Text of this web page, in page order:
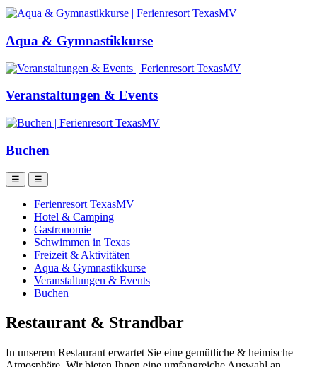
Aqua & Gymnastikkurse
Veranstaltungen & Events
Buchen
☰ ☰
Ferienresort TexasMV
Hotel & Camping
Gastronomie
Schwimmen in Texas
Freizeit & Aktivitäten
Aqua & Gymnastikkurse
Veranstaltungen & Events
Buchen
Restaurant & Strandbar
In unserem Restaurant erwartet Sie eine gemütliche & heimische